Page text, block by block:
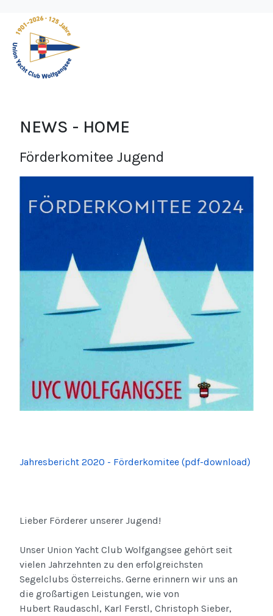
NEWS - HOME
Förderkomitee Jugend
Jahresbericht 2020 - Förderkomitee (pdf-download)
Lieber Förderer unserer Jugend!
Unser Union Yacht Club Wolfgangsee gehört seit
vielen Jahrzehnten zu den erfolgreichsten
Segelclubs Österreichs. Gerne erinnern wir uns an
die großartigen Leistungen, wie von
Hubert Raudaschl, Karl Ferstl, Christoph Sieber,